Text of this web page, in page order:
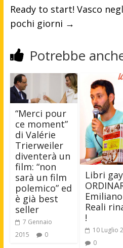
Ready to start! Vasco
pochi giorni →
Potrebbe
“Merci pour
ce moment”
di Valérie
Trierweiler
diventerà un
film: “non
sarà un film
polemico” ed
è già best
seller
7 Gennaio
2015
0
Libri
Emiliano
Reali
!
10 Luglio
0